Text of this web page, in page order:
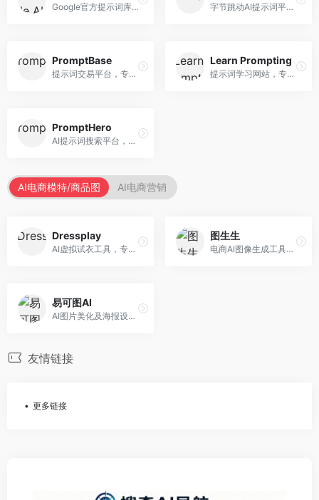
Google官方提示词库，专注于Gemini模型优化。面向开发者，提供官方提示词指南、最佳实践、示例代码等资源，权威性强。 字节跳动AI提示词平台，专注于提示词优化与管理。面向AI用户，提供提示词优化、效果测试、团队协作等服务，企业级功能完善。
PromptBase
提示词交易平台，专注于高质量提示词买卖。面向AI创作者，提供提示词交易、模板购买、创作者收益等服务，提示词质量高。
Learn Prompting
提示词学习网站，专注于提示词工程教育。面向AI学习者，提供提示词教程、最佳实践、案例研究等资源，教学内容系统。
PromptHero
AI提示词搜索平台，整合多种AI工具提示词资源。面向AI创作者，提供提示词搜索、模板库、社区分享等服务，提示词资源丰富。
AI电商模特/商品图 AI电商营销
Dressplay
AI虚拟试衣工具，专注于服装电商体验。面向服装电商，提供虚拟试穿、尺码推荐、穿搭建议等服务，试衣体验真实。
图生生
电商AI图像生成工具，专注于商品图创作。面向电商卖家，提供商品图生成、背景替换、批量处理等服务，商品图质量高。
易可图AI
AI图片美化及海报设计平台，专注于电商视觉设计。面向电商卖家，提供图片美化、海报设计、营销素材等服务，设计效率高。
友情链接
更多链接